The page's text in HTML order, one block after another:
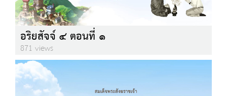
อริยสัจจ์ ๔ ตอนที่ ๑
871 views